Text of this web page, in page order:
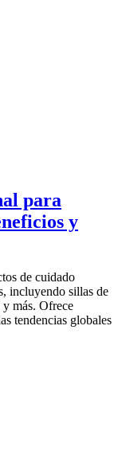
para
y
de cuidado
incluyendo sillas de
y más. Ofrece
tendencias globales